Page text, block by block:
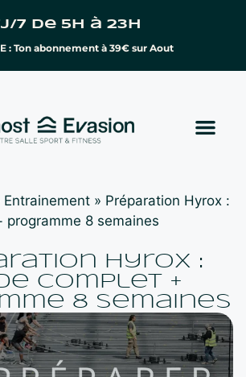
7 de 5h à 23h
: Ton abonnement à 39€ sur Aout
Entrainement » Préparation Hyrox :
programme 8 semaines
Hyrox :
complet +
8 semaines